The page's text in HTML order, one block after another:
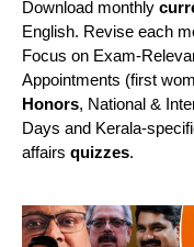
Download monthly
English. Revise each
Focus on Exam-
Appointments (first
Honors, National &
Days and Kerala-
affairs quizzes.